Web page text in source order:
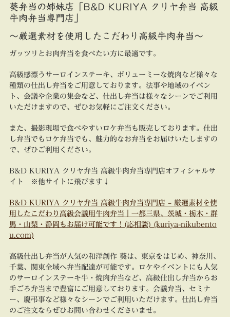
葵弁当の姉妹店「B&D KURIYA クリヤ弁当 高級
牛肉弁当専門店」
～厳選素材を使用したこだわり高級牛肉弁当～
ガッツリとお肉弁当を食べたい方に最適です。
高級感漂うサーロインステーキ、ボリューミーな焼肉など様々な
種類の仕出し弁当をご用意しております。法事や地域のイベン
ト、会議や企業の集会など、仕出し弁当は様々なシーンでご利用
いただけますので、ぜひお気軽にご注文ください。
また、撮影現場で食べやすいロケ弁当も販売しております。仕出
し弁当でもロケ弁当でも、魅力的なお弁当をお届けいたしますの
で、ぜひご利用ください。
B&D KURIYA クリヤ弁当 高級牛肉弁当専門店オフィシャルサ
イト ※他サイトに飛びます↓
B&D KURIYA クリヤ弁当 高級牛肉弁当専門店 – 厳選素材を使
用したこだわり高級会議用牛肉弁当｜一都三県、茨城・栃木・群
馬・山梨・静岡もお届け可能です！(応相談) (kuriya-nikubento
u.com)
高級仕出し弁当が人気の和洋創作 葵は、東京をはじめ、神奈川、
千葉、関東全域へ弁当配達が可能です。ロケやイベントにも人気
のサーロインステーキ牛・焼肉弁当など、高級仕出し弁当からお
手ごろ弁当まで豊富にご用意しております。会議弁当、セミナ
ー、慶弔事など様々なシーンでご利用いただけます。仕出し弁当
のご注文ならぜひお問い合わせくださいませ。